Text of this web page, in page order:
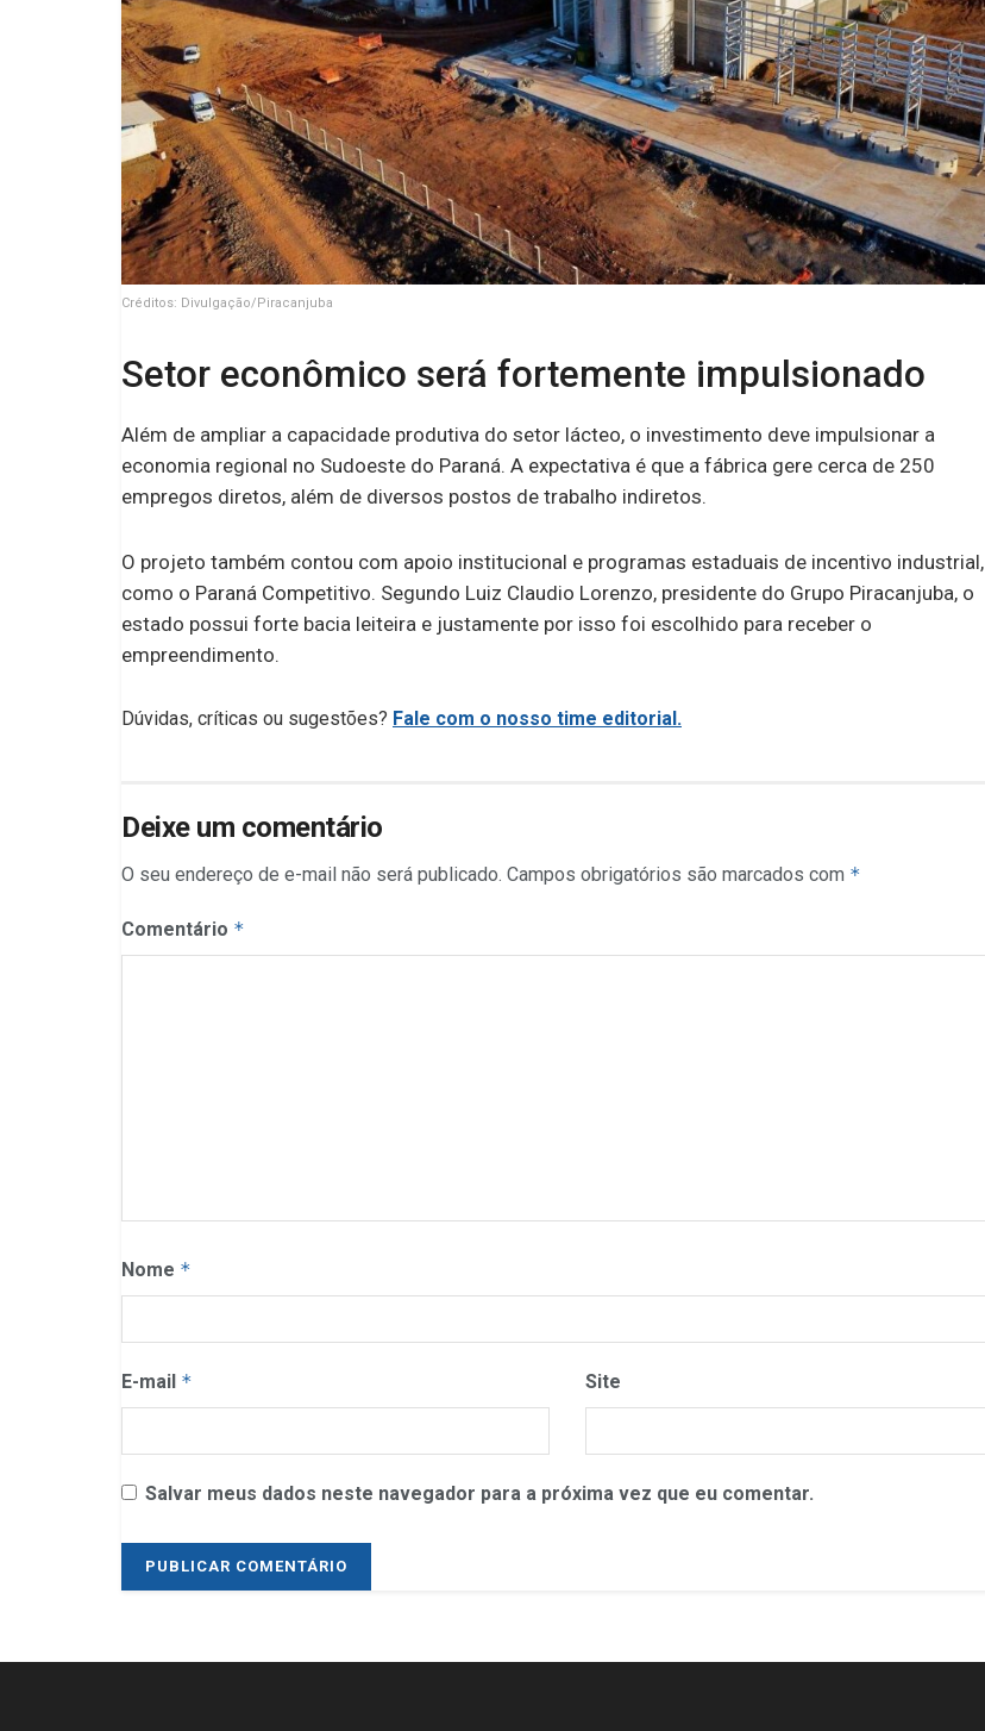
Créditos: Divulgação/Piracanjuba
Setor econômico será fortemente impulsionado
Além de ampliar a capacidade produtiva do setor lácteo, o investimento deve impulsionar a
economia regional no Sudoeste do Paraná. A expectativa é que a fábrica gere cerca de 250
empregos diretos, além de diversos postos de trabalho indiretos.
O projeto também contou com apoio institucional e programas estaduais de incentivo industrial,
como o Paraná Competitivo. Segundo Luiz Claudio Lorenzo, presidente do Grupo Piracanjuba, o
estado possui forte bacia leiteira e justamente por isso foi escolhido para receber o
empreendimento.
Dúvidas, críticas ou sugestões? Fale com o nosso time editorial.
Deixe um comentário
O seu endereço de e-mail não será publicado. Campos obrigatórios são marcados com *
Comentário *
Nome *
E-mail * Site
Salvar meus dados neste navegador para a próxima vez que eu comentar.